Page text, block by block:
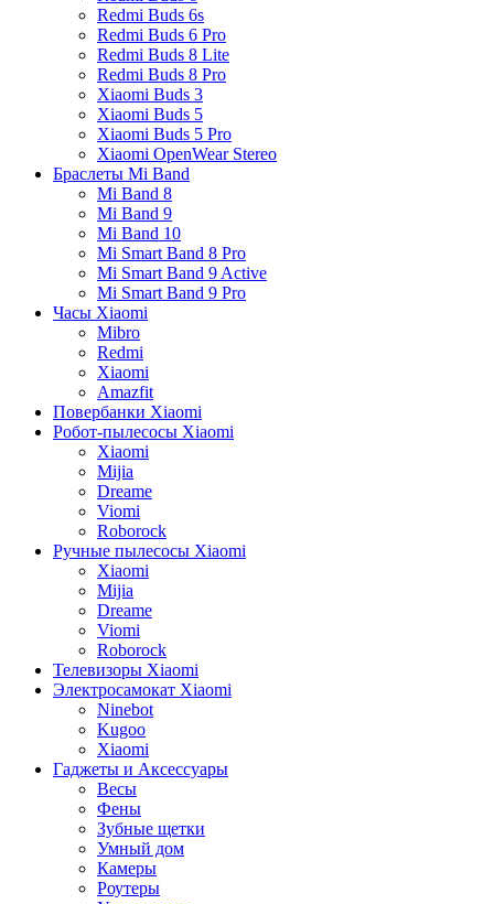
Redmi Buds 6s
Redmi Buds 6 Pro
Redmi Buds 8 Lite
Redmi Buds 8 Pro
Xiaomi Buds 3
Xiaomi Buds 5
Xiaomi Buds 5 Pro
Xiaomi OpenWear Stereo
Браслеты Mi Band
Mi Band 8
Mi Band 9
Mi Band 10
Mi Smart Band 8 Pro
Mi Smart Band 9 Active
Mi Smart Band 9 Pro
Часы Xiaomi
Mibro
Redmi
Xiaomi
Amazfit
Повербанки Xiaomi
Робот-пылесосы Xiaomi
Xiaomi
Mijia
Dreame
Viomi
Roborock
Ручные пылесосы Xiaomi
Xiaomi
Mijia
Dreame
Viomi
Roborock
Телевизоры Xiaomi
Электросамокат Xiaomi
Ninebot
Kugoo
Xiaomi
Гаджеты и Аксессуары
Весы
Фены
Зубные щетки
Умный дом
Камеры
Роутеры